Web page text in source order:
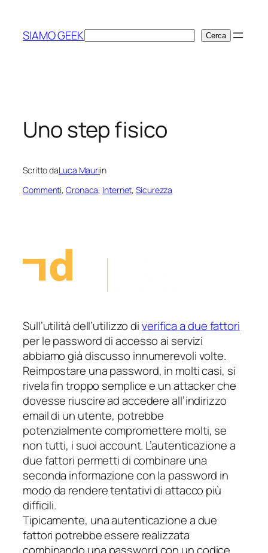
contenuto
SIAMO GEEKCerca Cerca
Uno step fisico
Scritto daLuca Mauriin
Commenti, Cronaca, Internet, Sicurezza
Sull’utilità dell’utilizzo diverifica a due fattori
per le password di accesso ai servizi
abbiamo già discusso innumerevoli volte.
Reimpostare una password, in molti casi, si
rivela fin troppo semplice e unattackerche
dovesse riuscire ad accedere all’indirizzo
email di un utente, potrebbe
potenzialmente compromettere molti, se
non tutti, i suoi account. L’autenticazione a
due fattori permetti di combinare una
seconda informazione con la password in
modo da rendere tentativi di attacco più
difficili.
Tipicamente, una autenticazione a due
fattori potrebbe essere realizzata